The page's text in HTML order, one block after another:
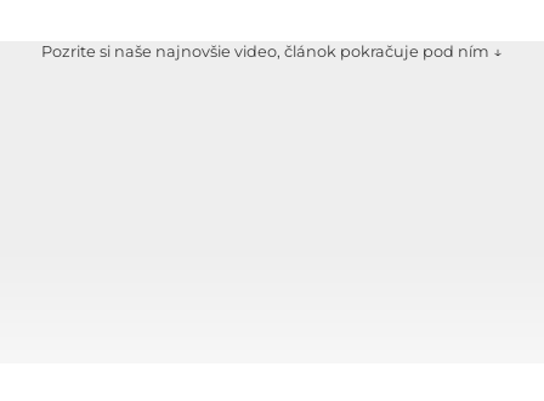
Pozrite si naše najnovšie video, článok pokračuje pod ním ↓